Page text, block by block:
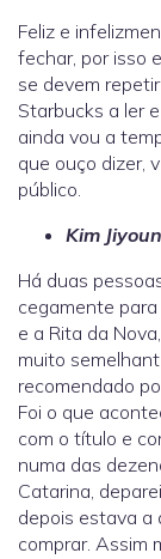
Feliz e
fechar, por isso
se devem
Starbucks a ler
ainda vou a
que ouço dizer,
público.
Kim
Há duas
cegamente
e a Rita da
muito
recomendado
Foi o que
com o título e
numa das
Catarina,
depois estava a
comprar. Assim